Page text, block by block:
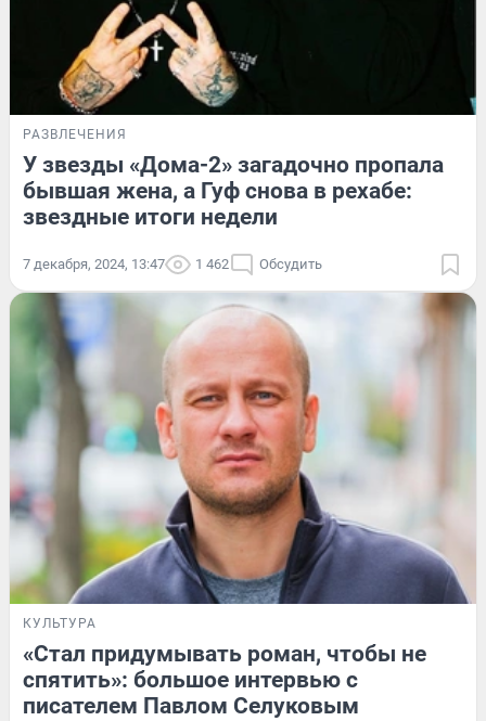
РАЗВЛЕЧЕНИЯ
У звезды «Дома-2» загадочно пропала
бывшая жена, а Гуф снова в рехабе:
звездные итоги недели
7 декабря, 2024, 13:47 1 462 Обсудить
КУЛЬТУРА
«Стал придумывать роман, чтобы не
спятить»: большое интервью с
писателем Павлом Селуковым